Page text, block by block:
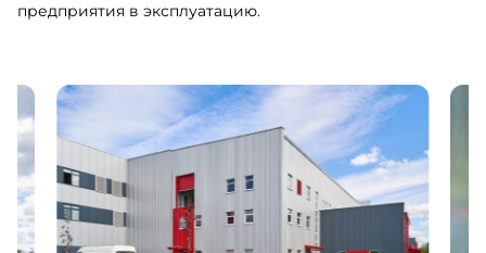
предприятия в эксплуатацию.